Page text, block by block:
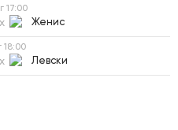
17:00
x Женис
18:00
x Левски